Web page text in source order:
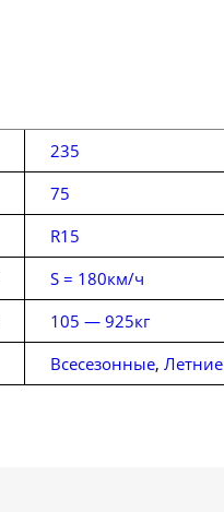
235
75
R15
S = 180км/ч
105 — 925кг
Всесезонные, Летние